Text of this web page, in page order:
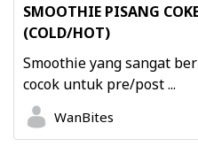
SMOOTHIE PISANG
(COLD/HOT)
Smoothie yang sangat
cocok untuk pre/post ...
WanBites